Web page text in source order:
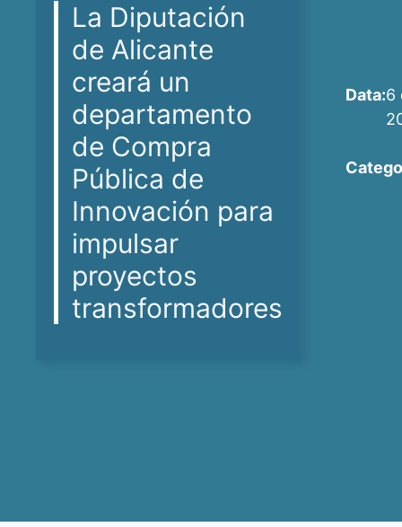
La Diputación
de Alicante
creará un
departamento
de Compra
Pública de
Innovación para
impulsar
proyectos
transformadores
Data:6